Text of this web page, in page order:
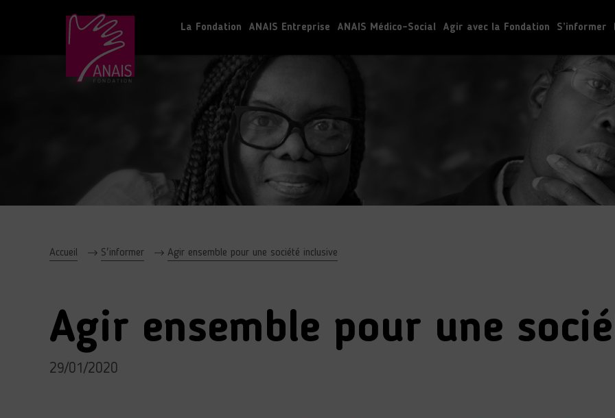
La Fondation ANAIS Entreprise ANAIS Médico-Social Agir avec la Fondation S’informer
Accueil S'informer Agir ensemble pour une société inclusive
Agir ensemble pour une
29/01/2020